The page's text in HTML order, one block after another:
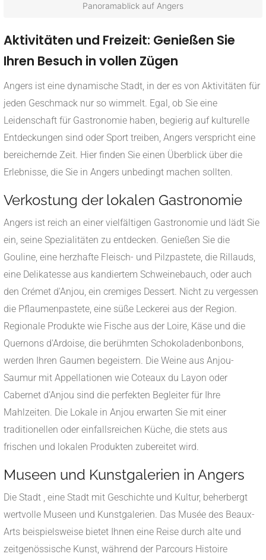
Panoramablick auf Angers
Aktivitäten und Freizeit: Genießen Sie
Ihren Besuch in vollen Zügen
Angers ist eine dynamische Stadt, in der es von Aktivitäten für
jeden Geschmack nur so wimmelt. Egal, ob Sie eine
Leidenschaft für Gastronomie haben, begierig auf kulturelle
Entdeckungen sind oder Sport treiben, Angers verspricht eine
bereichernde Zeit. Hier finden Sie einen Überblick über die
Erlebnisse, die Sie in Angers unbedingt machen sollten.
Verkostung der lokalen Gastronomie
Angers ist reich an einer vielfältigen Gastronomie und lädt Sie
ein, seine Spezialitäten zu entdecken. Genießen Sie die
Gouline, eine herzhafte Fleisch- und Pilzpastete, die Rillauds,
eine Delikatesse aus kandiertem Schweinebauch, oder auch
den Crémet d'Anjou, ein cremiges Dessert. Nicht zu vergessen
die Pflaumenpastete, eine süße Leckerei aus der Region.
Regionale Produkte wie Fische aus der Loire, Käse und die
Quernons d'Ardoise, die berühmten Schokoladenbonbons,
werden Ihren Gaumen begeistern. Die Weine aus Anjou-
Saumur mit Appellationen wie Coteaux du Layon oder
Cabernet d'Anjou sind die perfekten Begleiter für Ihre
Mahlzeiten. Die Lokale in Anjou erwarten Sie mit einer
traditionellen oder einfallsreichen Küche, die stets aus
frischen und lokalen Produkten zubereitet wird.
Museen und Kunstgalerien in Angers
Die Stadt , eine Stadt mit Geschichte und Kultur, beherbergt
wertvolle Museen und Kunstgalerien. Das Musée des Beaux-
Arts beispielsweise bietet Ihnen eine Reise durch alte und
zeitgenössische Kunst, während der Parcours Histoire